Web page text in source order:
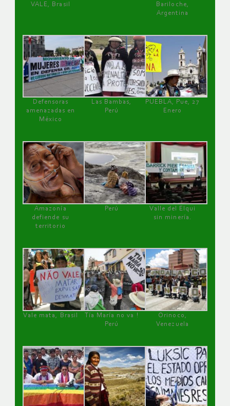
VALE, Brasil
Bariloche,
Argentina
Defensoras
amenazadas en
México
Las Bambas,
Perú
PUEBLA, Pue, 27
Enero
Amazonía
defiende su
territorio
Perú
Valle del Elqui
sin minería.
Vale mata, Brasil
Tía María no va !
Perú
Orinoco,
Venezuela